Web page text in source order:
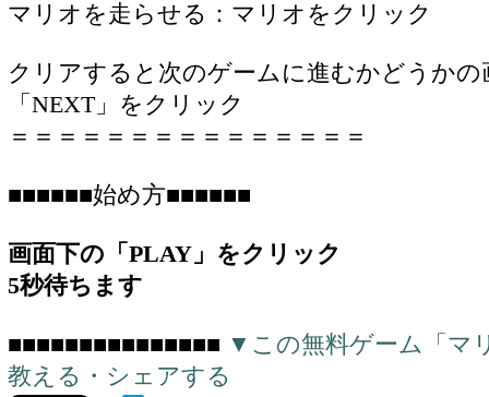
マリオを走らせる：マリオをクリック
クリアすると次のゲームに進むかどうか
「NEXT」をクリック
＝＝＝＝＝＝＝＝＝＝＝＝＝＝＝
■■■■■■始め方■■■■■■
画面下の「PLAY」をクリック
5秒待ちます
■■■■■■■■■■■■■■■ ▼この無料ゲーム「
教える・シェアする